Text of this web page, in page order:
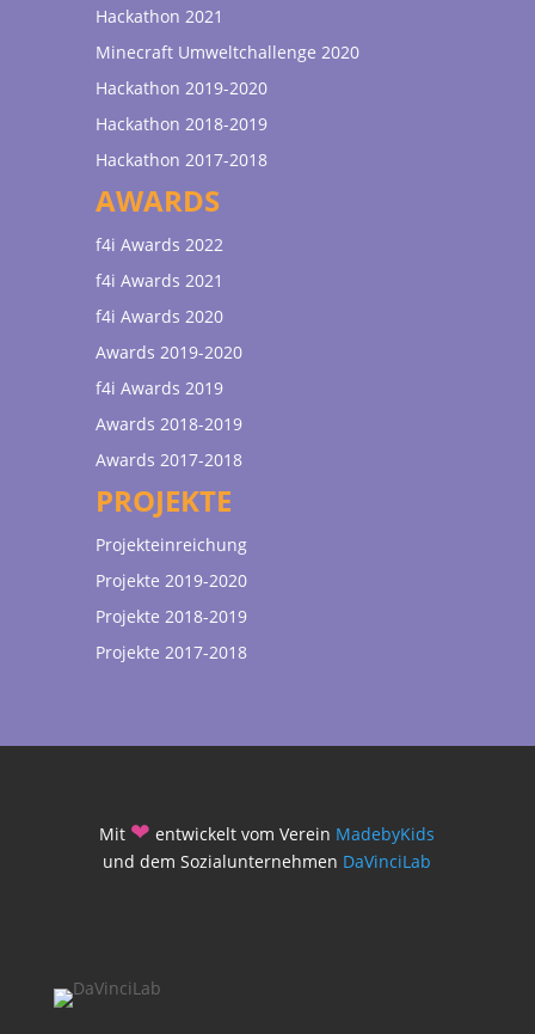
Hackathon 2021
Minecraft Umweltchallenge 2020
Hackathon 2019-2020
Hackathon 2018-2019
Hackathon 2017-2018
AWARDS
f4i Awards 2022
f4i Awards 2021
f4i Awards 2020
Awards 2019-2020
f4i Awards 2019
Awards 2018-2019
Awards 2017-2018
PROJEKTE
Projekteinreichung
Projekte 2019-2020
Projekte 2018-2019
Projekte 2017-2018
Mit ❤ entwickelt vom Verein MadebyKids
und dem Sozialunternehmen DaVinciLab